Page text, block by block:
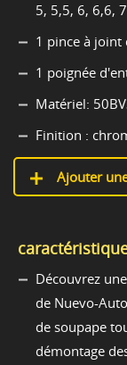
5, 5,5, 6, 6,6,
1 pince à joint
1 poignée
Matériel:
Finition :
Ajouter
Découvrez
de Nuevo-
de soupape
démontage